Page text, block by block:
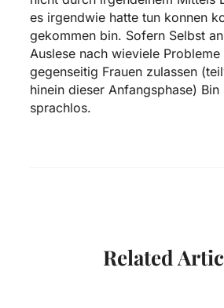
es irgendwie hatte tun konnen
gekommen bin. Sofern Selbst
Auslese nach wieviele
gegenseitig Frauen zulassen
hinein dieser Anfangsphase) Bin
sprachlos.
Related